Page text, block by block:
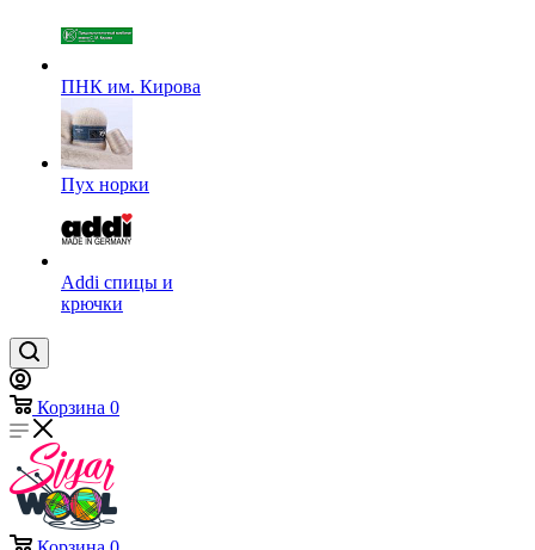
ПНК им. Кирова
Пух норки
Addi спицы и
крючки
Корзина 0